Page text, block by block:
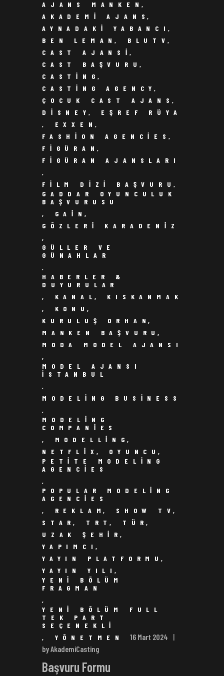
AJANS MANKEN,
AKADEMI AJANS,
AYNADAKI YABANCI,
BEN LEMAN, BLUTV,
CAST AJANSI,
CAST BAŞVURU,
CASTING,
CASTING AGENCY,
ÇOCUK CAST AJANS,
DISNEY, EŞREF RÜYA
, EXXEN,
FASHION AGENCIES,
FIGÜRAN,
FIGÜRAN AJANSLARI
,
FILM DIZI BAŞVURU,
GADDAR OYUNCULUK
BAŞVURUSU
, GAIN,
GÖZLERI KARADENIZ
,
GÜLLER VE
GÜNAHLAR
,
HABERLER &
DUYURULAR
, KANAL, KISKANMAK
, KONU,
KURULUŞ ORHAN,
MANKEN BAŞVURU,
MODA MODEL AJANSI
,
MODEL AJANSI
ISTANBUL
,
MODELING BUSINESS
,
MODELING
COMPANIES
, MODELLING,
NETFLIX, OYUNCU,
PETITE MODELING
AGENCIES
,
POPULAR MODELING
AGENCIES
, REKLAM, SHOW TV,
STAR, TRT, TÜR,
UZAK ŞEHIR,
YAPIMCI,
YAYIN PLATFORMU,
YAYIN YILI,
YENI BÖLÜM
FRAGMAN
,
YENI BÖLÜM FULL
TEK PART
SEÇENEKLI
, YÖNETMEN
16 Mart 2024
by AkademiCasting
Başvuru Formu